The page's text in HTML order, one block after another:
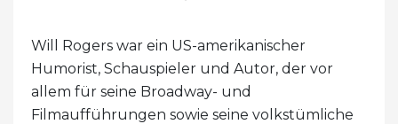
Will Rogers war ein US-amerikanischer
Humorist, Schauspieler und Autor, der vor
allem für seine Broadway- und
Filmaufführungen sowie seine volkstümliche